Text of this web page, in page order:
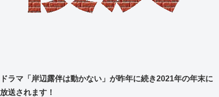
ドラマ「岸辺露伴は動かない」が昨年に続き2021年の年末に
放送されます！